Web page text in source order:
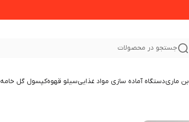
جستجو در محصولات
بن ماریدستگاه آماده سازی مواد غذاییسیلو قهوهکپسول گل خامه